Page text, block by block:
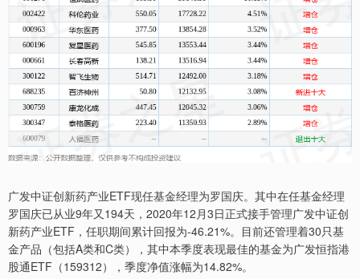
广发中证创新药产业ETF现任基金经理为罗国庆。其中在任基金经理
罗国庆已从业9年又194天，2020年12月3日正式接手管理广发中证创
新药产业ETF，任职期间累计回报为-46.21%。目前还管理着30只基
金产品（包括A类和C类），其中本季度表现最佳的基金为广发恒指港
股通ETF（159312），季度净值涨幅为14.82%。